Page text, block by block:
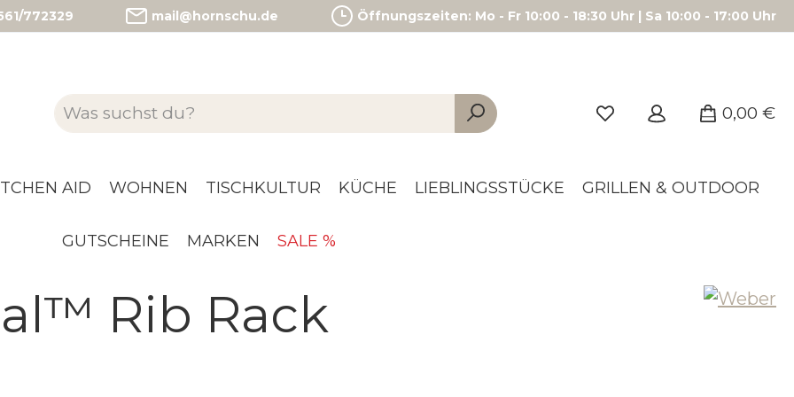
772329 mail@hornschu.de Öffnungszeiten: Mo - Fr 10:00 - 18:30 Uhr | Sa 10:00 - 17:00 Uhr
0,00 €
AID WOHNEN TISCHKULTUR KÜCHE LIEBLINGSSTÜCKE GRILLEN & OUTDOOR
GUTSCHEINE MARKEN SALE %
Rib Rack